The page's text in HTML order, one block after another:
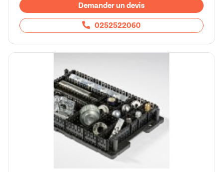
Demander un devis
0252522060